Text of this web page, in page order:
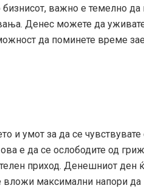
важно е темелно
Денес можете да
да поминете време
и умот за да се
е да се ослободите од
приход. Денешниот ден
вложи максимални напори